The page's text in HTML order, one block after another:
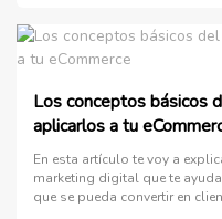
Los conceptos básicos
aplicarlos a tu
En esta artículo te voy a
marketing digital que te
que se pueda convertir en